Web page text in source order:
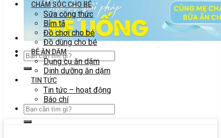
CHĂM SÓC CHO BÉ
Sữa công thức
Bỉm tã
Đồ chơi cho bé
Đồ dùng cho bé
BÉ ĂN DẶM
Dụng cụ ăn dặm
Dinh dưỡng ăn dặm
TIN TỨC
Tin tức – hoạt động
Báo chí